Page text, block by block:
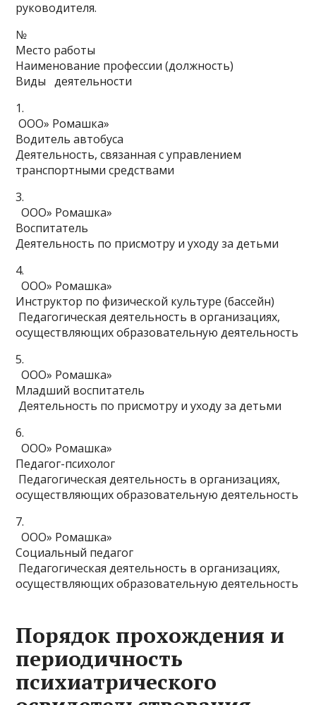
руководителя.
№
Место работы
Наименование профессии (должность)
Виды деятельности
1.
ООО» Ромашка»
Водитель автобуса
Деятельность, связанная с управлением
транспортными средствами
3.
ООО» Ромашка»
Воспитатель
Деятельность по присмотру и уходу за детьми
4.
ООО» Ромашка»
Инструктор по физической культуре (бассейн)
Педагогическая деятельность в организациях,
осуществляющих образовательную деятельность
5.
ООО» Ромашка»
Младший воспитатель
Деятельность по присмотру и уходу за детьми
6.
ООО» Ромашка»
Педагог-психолог
Педагогическая деятельность в организациях,
осуществляющих образовательную деятельность
7.
ООО» Ромашка»
Социальный педагог
Педагогическая деятельность в организациях,
осуществляющих образовательную деятельность
Порядок прохождения и
периодичность
психиатрического